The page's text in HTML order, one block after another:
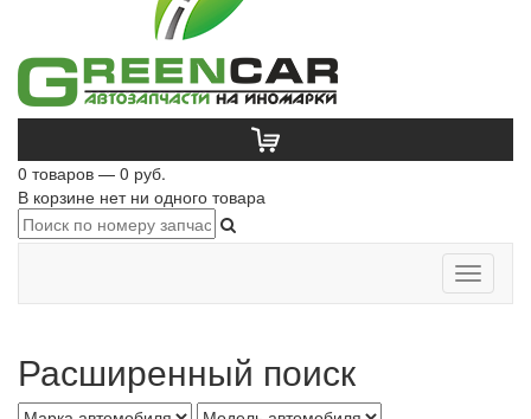
0 товаров — 0 руб.
В корзине нет ни одного товара
Toggle
Расширенный поиск